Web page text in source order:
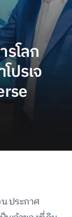
โลก
ปรเจ
ประกาศ